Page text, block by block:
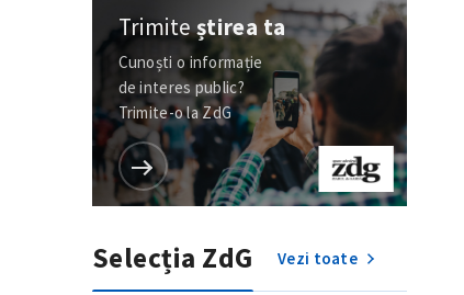
Trimiteștirea ta
Cunoști o informație
de interes public?
Trimite-o la ZdG
Selecția ZdG Vezi toate